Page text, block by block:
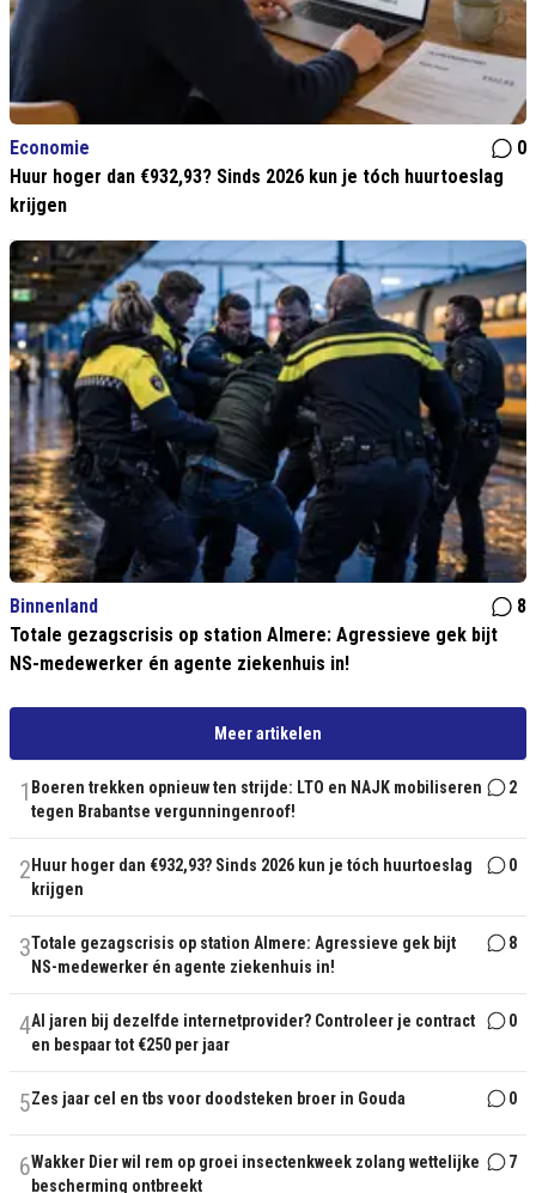
Economie
0
Huur hoger dan €932,93? Sinds 2026 kun je tóch huurtoeslag
krijgen
Binnenland
8
Totale gezagscrisis op station Almere: Agressieve gek bijt
NS-medewerker én agente ziekenhuis in!
Meer artikelen
1 Boeren trekken opnieuw ten strijde: LTO en NAJK mobiliseren
tegen Brabantse vergunningenroof!
2
2 Huur hoger dan €932,93? Sinds 2026 kun je tóch huurtoeslag
krijgen
0
3Totale gezagscrisis op station Almere: Agressieve gek bijt
NS-medewerker én agente ziekenhuis in!
8
4Al jaren bij dezelfde internetprovider? Controleer je contract
en bespaar tot €250 per jaar
0
5Zes jaar cel en tbs voor doodsteken broer in Gouda 0
6Wakker Dier wil rem op groei insectenkweek zolang wettelijke
bescherming ontbreekt
7